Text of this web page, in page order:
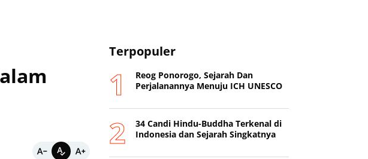
Terpopuler
Reog Ponorogo, Sejarah Dan
Perjalanannya Menuju ICH UNESCO
34 Candi Hindu-Buddha Terkenal di
Indonesia dan Sejarah Singkatnya